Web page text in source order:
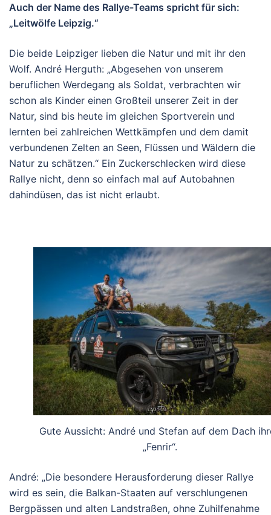
Auch der Name des Rallye-Teams spricht für sich:
„Leitwölfe Leipzig.“
Die beide Leipziger lieben die Natur und mit ihr den
Wolf. André Herguth: „Abgesehen von unserem
beruflichen Werdegang als Soldat, verbrachten wir
schon als Kinder einen Großteil unserer Zeit in der
Natur, sind bis heute im gleichen Sportverein und
lernten bei zahlreichen Wettkämpfen und dem damit
verbundenen Zelten an Seen, Flüssen und Wäldern die
Natur zu schätzen.“ Ein Zuckerschlecken wird diese
Rallye nicht, denn so einfach mal auf Autobahnen
dahindüsen, das ist nicht erlaubt.
Gute Aussicht: André und Stefan auf dem Dach
„Fenrir“.
André: „Die besondere Herausforderung dieser Rallye
wird es sein, die Balkan-Staaten auf verschlungenen
Bergpässen und alten Landstraßen, ohne Zuhilfenahme